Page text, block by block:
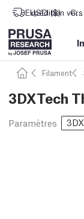
Expédition vers
USD ($) CORE One L: Maintenant en stock !
Filament
3DXTech
Paramètres